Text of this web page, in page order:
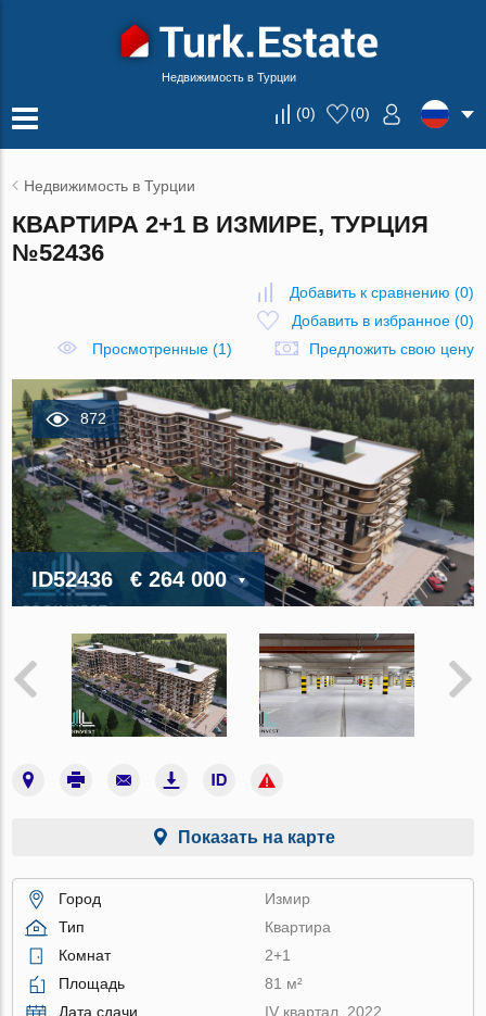
Недвижимость в Турции
(0) (0)
Недвижимость в Турции
КВАРТИРА 2+1 В ИЗМИРЕ, ТУРЦИЯ
№52436
Добавить к сравнению (0)
Добавить в избранное(0)
Просмотренные (1)
Предложить свою цену
872
ID52436 € 264 000
Показать на карте
Город
Измир
Тип
Квартира
Комнат
2+1
Площадь
81 м²
Дата сдачи
IV квартал, 2022